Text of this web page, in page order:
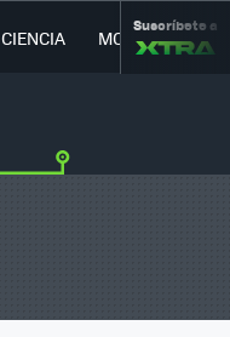
CIENCIA MOVILIDAD
Suscríbete a